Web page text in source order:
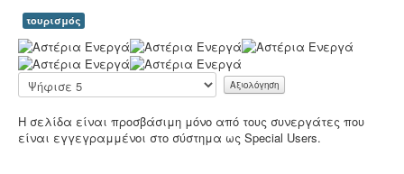
Ηλεκτροδότηση αρδευτικών γεωτρήσεων - Για την
ηλεκτροδότηση αγροτικών γεωτρήσεων ή
τουρισμός
Α
ξ
ι
ο
ό
γ
Παρακαλώ
αξιολογήστε
Η σελίδα είναι προσβάσιμη μόνο από τους συνεργάτες που
είναι εγγεγραμμένοι στο σύστημα ως Special Users.